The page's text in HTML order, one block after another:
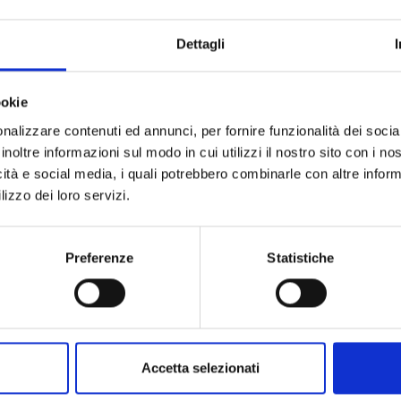
Dettagli
contenuti ed annunci, per fornire funzionalità dei
informazioni sul modo in cui utilizzi il nostro sito con i
e social media, i quali potrebbero combinarle con altre
dei loro servizi.
Preferenze Statistiche
Accetta selezionati